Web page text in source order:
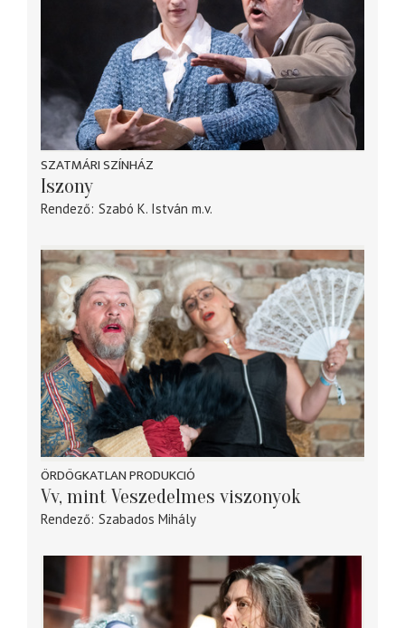
SZATMÁRI SZÍNHÁZ
Iszony
Rendező Szabó K. István m.v.
ÖRDÖGKATLAN PRODUKCIÓ
Vv, mint Veszedelmes viszonyok
Rendező Szabados Mihály